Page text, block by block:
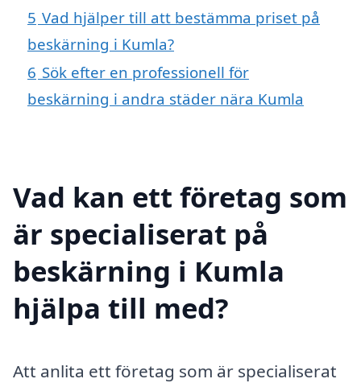
5 Vad hjälper till att bestämma priset på
beskärning i Kumla?
6 Sök efter en professionell för
beskärning i andra städer nära Kumla
Vad kan ett företag som
är specialiserat på
beskärning i Kumla
hjälpa till med?
Att anlita ett företag som är specialiserat